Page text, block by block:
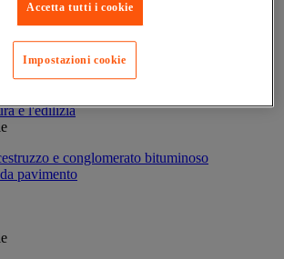
di marcatura
magazzino
e l'edilizia
e conglomerato bituminoso
pavimento
Accetta tutti i cookie
Impostazioni cookie